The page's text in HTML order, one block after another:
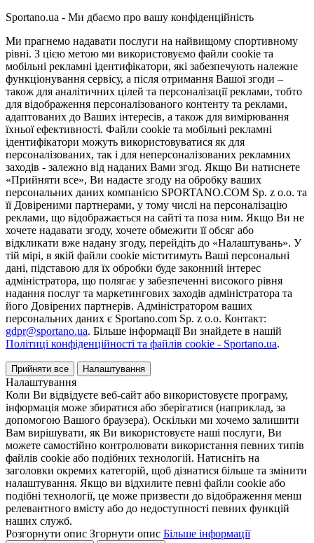
Sportano.ua - Ми дбаємо про вашу конфіденційність
Ми прагнемо надавати послуги на найвищому спортивному
рівні. З цією метою ми використовуємо файли cookie та
мобільні рекламні ідентифікатори, які забезпечують належне
функціонування сервісу, а після отримання Вашої згоди –
також для аналітичних цілей та персоналізації реклами, тобто
для відображення персоналізованого контенту та реклами,
адаптованих до Ваших інтересів, а також для вимірювання
їхньої ефективності. Файли cookie та мобільні рекламні
ідентифікатори можуть використовуватися як для
персоналізованих, так і для неперсоналізованих рекламних
заходів - залежно від наданих Вами згод. Якщо Ви натиснете
«Прийняти все», Ви надасте згоду на обробку ваших
персональних даних компанією SPORTANO.COM Sp. z o.o. та
її Довіреними партнерами, у тому числі на персоналізацію
реклами, що відображається на сайті та поза ним. Якщо Ви не
хочете надавати згоду, хочете обмежити її обсяг або
відкликати вже надану згоду, перейдіть до «Налаштувань». У
тій мірі, в якій файли cookie міститимуть Ваші персональні
дані, підставою для їх обробки буде законний інтерес
адміністратора, що полягає у забезпеченні високого рівня
надання послуг та маркетингових заходів адміністратора та
його Довірених партнерів. Адміністратором ваших
персональних даних є Sportano.com Sp. z o.o. Контакт:
gdpr@sportano.ua. Більше інформації Ви знайдете в нашій
Політиці конфіденційності та файлів cookie - Sportano.ua.
Прийняти все Налаштування
Налаштування
Коли Ви відвідуєте веб-сайт або використовуєте програму,
інформація може збиратися або зберігатися (наприклад, за
допомогою Вашого браузера). Оскільки ми хочемо залишити
Вам вирішувати, як Ви використовуєте наші послуги, Ви
можете самостійно контролювати використання певних типів
файлів cookie або подібних технологій. Натисніть на
заголовки окремих категорій, щоб дізнатися більше та змінити
налаштування. Якщо ви відхилите певні файли cookie або
подібні технології, це може призвести до відображення менш
релевантного вмісту або до недоступності певних функцій
наших служб.
Розгорнути опис Згорнути опис Більше інформації